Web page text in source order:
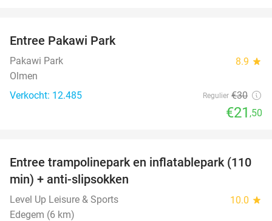
Entree Pakawi Park
Pakawi Park 8.9 star
Olmen
Verkocht: 12.485
Regulier €30
€21 ,50
40%
Entree trampolinepark en inflatablepark (110
min) + anti-slipsokken
Level Up Leisure & Sports 10.0 star
Edegem (6 km)